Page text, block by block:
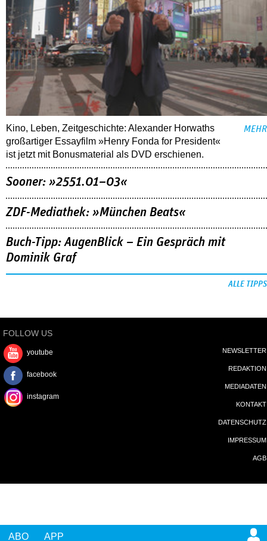
ABO APP
Kino, Leben, Zeitgeschichte: Alexander Horwaths
großartiger Essayfilm »Henry Fonda for President«
ist jetzt mit Bonusmaterial als DVD erschienen.
MEHR
Sooner: »2551.01–03«
ZDF-Mediathek: »München Beats«
Buch-Tipp: AugenBlick – Ein Gespräch mit
Dominik Graf
ALLE TIPPS
FOLLOW US
youtube
facebook
instagram
NEWSLETTER
REDAKTION
MEDIADATEN
KONTAKT
DATENSCHUTZ
IMPRESSUM
AGB